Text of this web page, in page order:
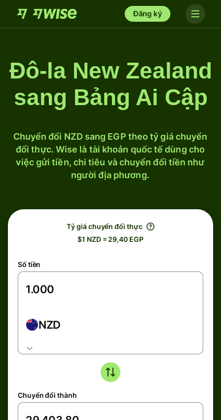
Đăng ký
Đô-la New Zealand
sang Bảng Ai Cập
Chuyển đổi NZD sang EGP theo tỷ giá chuyển
đổi thực. Wise là tài khoản quốc tế dùng cho
việc gửi tiền, chi tiêu và chuyển đổi tiền như
người địa phương.
Tỷ giá chuyển đổi thực
$1 NZD = 29,40 EGP
Số tiền
NZD
Chuyển đổi thành